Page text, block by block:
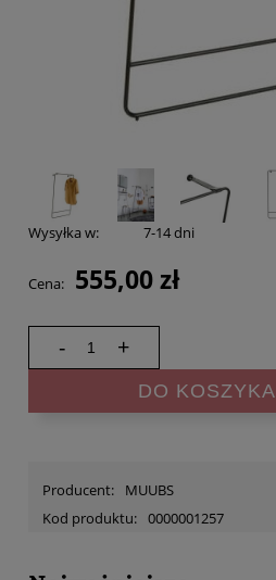
Wysyłka w: 7-14 dni
Cena: 555,00 zł
- +
DO KOSZYKA
Producent:
MUUBS
Kod produktu: 0000001257